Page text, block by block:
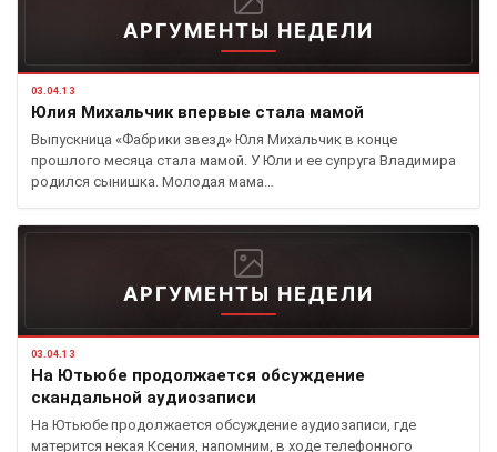
АРГУМЕНТЫ НЕДЕЛИ
03.04.13
Юлия Михальчик впервые стала мамой
Выпускница «Фабрики звезд» Юля Михальчик в конце
прошлого месяца стала мамой. У Юли и ее супруга Владимира
родился сынишка. Молодая мама…
АРГУМЕНТЫ НЕДЕЛИ
03.04.13
На Ютьюбе продолжается обсуждение
скандальной аудиозаписи
На Ютьюбе продолжается обсуждение аудиозаписи, где
матерится некая Ксения, напомним, в ходе телефонного